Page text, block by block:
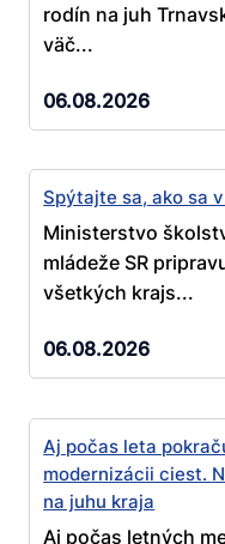
rodín na juh
väč...
06.08.2026
Spýtajte sa, ako sa
Ministerstvo
mládeže SR
všetkých krajs...
06.08.2026
Aj počas leta
modernizácii ciest.
na juhu kraja
Aj počas letných